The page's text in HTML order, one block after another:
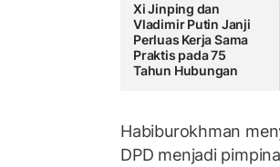
Xi Jinping dan
Vladimir Putin Janji
Perluas Kerja Sama
Praktis pada 75
Tahun Hubungan
Habiburokhman
DPD menjadi